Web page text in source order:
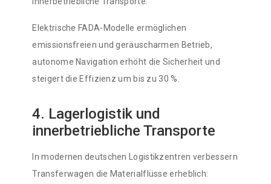
Elektrische FADA-Modelle ermöglichen
emissionsfreien und geräuscharmen Betrieb,
autonome Navigation erhöht die Sicherheit und
steigert die Effizienz um bis zu 30 %.
4. Lagerlogistik und
innerbetriebliche Transporte
In modernen deutschen Logistikzentren verbessern
Transferwagen die Materialflüsse erheblich: